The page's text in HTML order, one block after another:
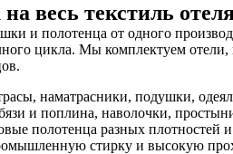
весь текстиль
и полотенца от одного
цикла. Мы комплектуем отели,
наматрасники, подушки,
и поплина, наволочки,
полотенца разных плотностей и
стирку и высокую